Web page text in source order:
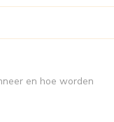
en hoe worden